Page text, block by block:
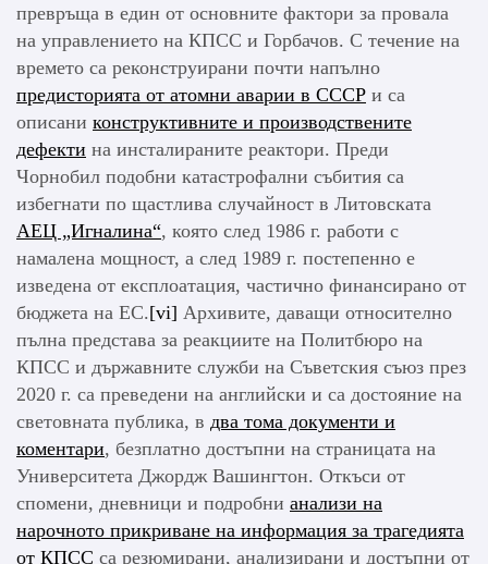
превръща в един от основните фактори за провала
на управлението на КПСС и Горбачов. С течение на
времето са реконструирани почти напълно
предисторията от атомни аварии в СССР и са
описани конструктивните и производствените
дефекти на инсталираните реактори. Преди
Чорнобил подобни катастрофални събития са
избегнати по щастлива случайност в Литовската
АЕЦ „Игналина“, която след 1986 г. работи с
намалена мощност, а след 1989 г. постепенно е
изведена от експлоатация, частично финансирано от
бюджета на ЕС.[vi] Архивите, даващи относително
пълна представа за реакциите на Политбюро на
КПСС и държавните служби на Съветския съюз през
2020 г. са преведени на английски и са достояние на
световната публика, в два тома документи и
коментари, безплатно достъпни на страницата на
Университета Джордж Вашингтон. Откъси от
спомени, дневници и подробни анализи на
нарочното прикриване на информация за трагедията
от КПСС са резюмирани, анализирани и достъпни от